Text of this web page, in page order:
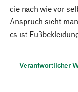
die nach wie vor
Anspruch sieht
es ist
Verantwortlicher